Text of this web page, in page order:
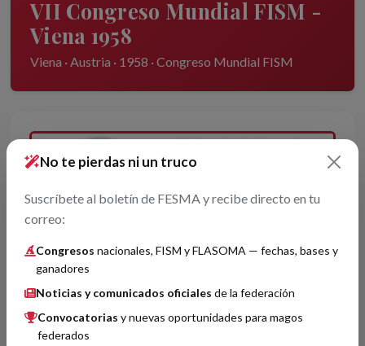
VII Congreso Mundial FISM -
Viena 1958
Viena · Austria · 1958 · Congreso Mundial FISM
Organizador por confirmar.
Jurado por confirmar.
No te pierdas ni un truco
Suscríbete al boletín de FESMA y recibe directo en tu
correo:
Congresos nacionales, FISM y FLASOMA — fechas, bases y
ganadores
Noticias y comunicados oficiales de la federación
Convocatorias y nuevas oportunidades para magos
federados